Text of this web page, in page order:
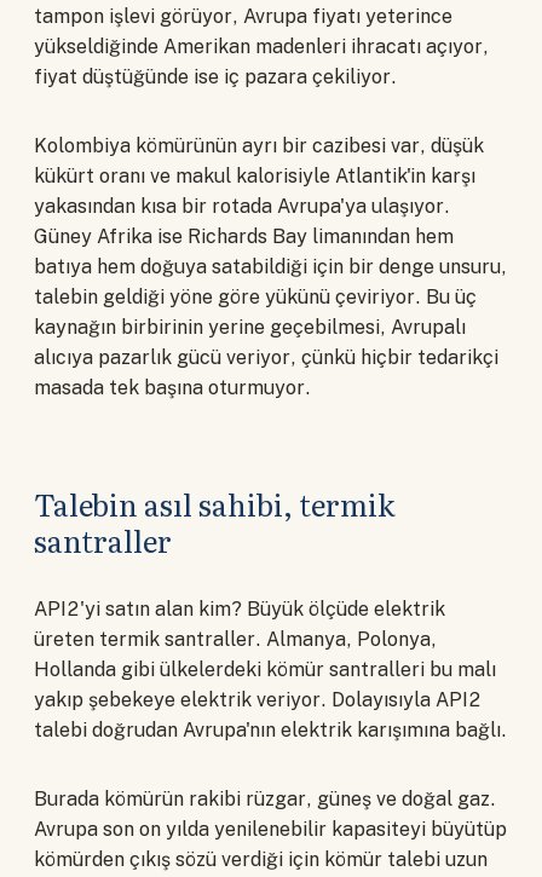
tampon işlevi görüyor, Avrupa fiyatı yeterince
yükseldiğinde Amerikan madenleri ihracatı açıyor,
fiyat düştüğünde ise iç pazara çekiliyor.
Kolombiya kömürünün ayrı bir cazibesi var, düşük
kükürt oranı ve makul kalorisiyle Atlantik'in karşı
yakasından kısa bir rotada Avrupa'ya ulaşıyor.
Güney Afrika ise Richards Bay limanından hem
batıya hem doğuya satabildiği için bir denge unsuru,
talebin geldiği yöne göre yükünü çeviriyor. Bu üç
kaynağın birbirinin yerine geçebilmesi, Avrupalı
alıcıya pazarlık gücü veriyor, çünkü hiçbir tedarikçi
masada tek başına oturmuyor.
Talebin asıl sahibi, termik
santraller
API2'yi satın alan kim? Büyük ölçüde elektrik
üreten termik santraller. Almanya, Polonya,
Hollanda gibi ülkelerdeki kömür santralleri bu malı
yakıp şebekeye elektrik veriyor. Dolayısıyla API2
talebi doğrudan Avrupa'nın elektrik karışımına bağlı.
Burada kömürün rakibi rüzgar, güneş ve doğal gaz.
Avrupa son on yılda yenilenebilir kapasiteyi büyütüp
kömürden çıkış sözü verdiği için kömür talebi uzun